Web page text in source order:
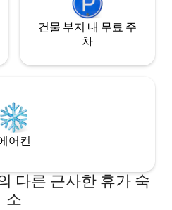
건물 부지 내 무료 주
차
어컨
다른 근사한 휴가 숙
소